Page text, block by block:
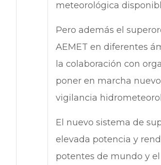
meteorológica
Pero además el
AEMET en diferentes
la colaboración con
poner en marcha
vigilancia
El nuevo sistema de
elevada potencia y
potentes de mundo y